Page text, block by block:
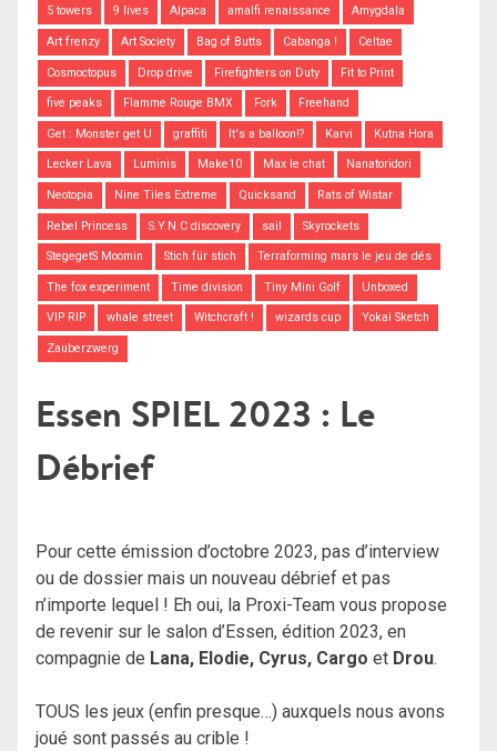
5 towers 9 lives Alpaca amalfi renaissance Amygdala
Art frenzy Art Society Bag of Butts Cabanga ! Celtae
Cosmoctopus Drop drive Firefighters on Duty Fit to Print
five peaks Flamme Rouge BMX Fork Freehand
Get : Monster get U graffiti It's a balloon!? Karvi Kutna Hora
Lecker Lava Luminis Make10 Max le chat Nanatoridori
Neotopia Nine Tiles Extreme Quicksand Rats of Wistar
Rebel Princess S.Y.N.C discovery sail Skyrockets
StegegetS Moomin Stich für stich Terraforming mars le jeu de dés
The fox experiment Time division Tiny Mini Golf Unboxed
VIP RIP whale street Witchcraft ! wizards cup Yokai Sketch
Zauberzwerg
Essen SPIEL 2023 : Le
Débrief
Pour cette émission d’octobre 2023, pas d’interview
ou de dossier mais un nouveau débrief et pas
n’importe lequel ! Eh oui, la Proxi-Team vous propose
de revenir sur le salon d’Essen, édition 2023, en
compagnie de Lana, Elodie, Cyrus, Cargo et Drou.
TOUS les jeux (enfin presque…) auxquels nous avons
joué sont passés au crible !